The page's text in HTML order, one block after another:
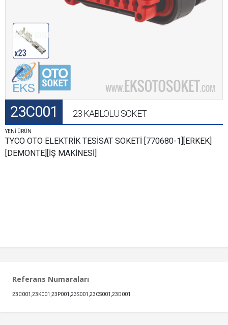
23C001 23 KABLOLU SOKET
YENİ ÜRÜN
TYCO OTO ELEKTRİK TESİSAT SOKETİ [770680-1][ERKEK]
[DEMONTE][İŞ MAKİNESİ]
Referans Numaraları
23C001,23K001,23P001,23S001,23CS001,23D001